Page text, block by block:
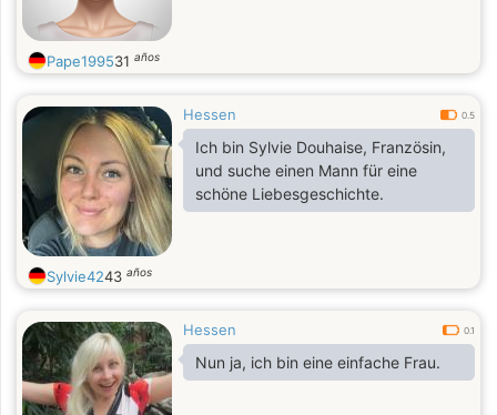
Pape199531 años
Hessen 0.5
Ich bin Sylvie Douhaise, Französin,
und suche einen Mann für eine
schöne Liebesgeschichte.
Sylvie4243 años
Hessen 0.1
Nun ja, ich bin eine einfache Frau.